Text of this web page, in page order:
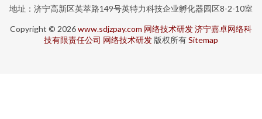
地址：济宁高新区英萃路149号英特力科技企业孵化器园区8-2-10室
Copyright © 2026www.sdjzpay.com 网络技术研发济宁嘉卓网络科
技有限责任公司 网络技术研发 版权所有Sitemap